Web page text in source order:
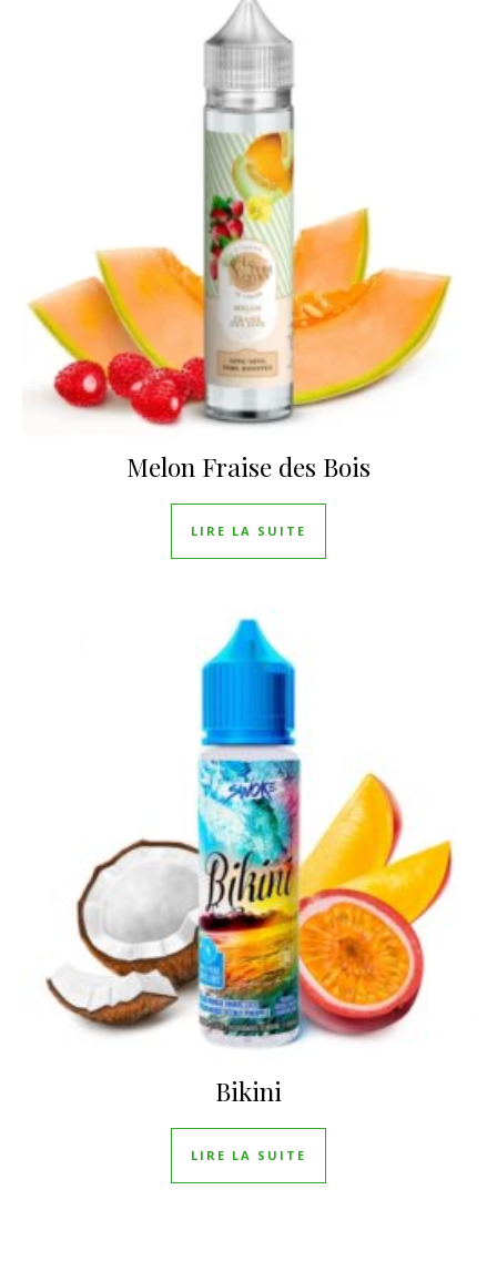
Melon Fraise des Bois
LIRE LA SUITE
Bikini
LIRE LA SUITE